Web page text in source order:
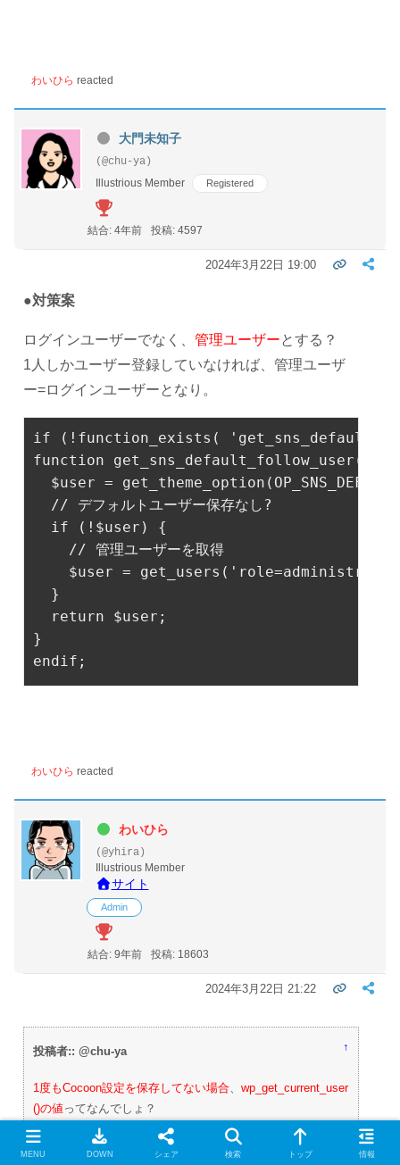
わいひら reacted
大門未知子
(@chu-ya)
Illustrious Member
Registered
結合: 4年前 投稿: 4597
2024年3月22日 19:00
●対策案
ログインユーザーでなく、 管理ユーザーとする？
1人しかユーザー登録していなければ、管理ユーザ
ー=ログインユーザーとなり。
if (!function_exists(
function
get_sns_default_follow_user ()
$user =
// デフォルトユーザー保存なし?
if (!$user) {
// 管理ユーザーを取得
    $user = get_users(
  }
return $user;
endif ;
わいひら reacted
わいひら
(@yhira)
Illustrious Member
サイト
Admin
結合: 9年前 投稿: 18603
2024年3月22日 21:22
投稿者:: @chu-ya ↑
1度もCocoon設定を保存してない場合
wp_get_current_user
()の値ってなんでしょ？
MENU DOWN シェア 検索 トップ 情報